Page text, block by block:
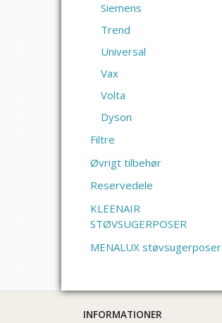
Siemens
Trend
Universal
Vax
Volta
Dyson
Filtre
Øvrigt tilbehør
Reservedele
KLEENAIR
STØVSUGERPOSER
MENALUX støvsugerposer
INFORMATIONER